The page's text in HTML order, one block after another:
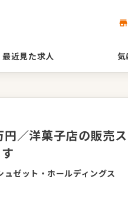
最近見た求人 気
／洋菓子店の販売
ュゼット・ホールディングス